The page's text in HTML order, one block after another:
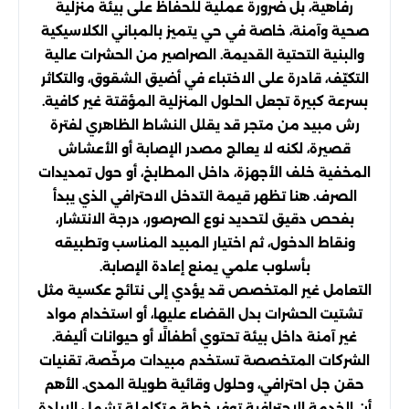
رفاهية، بل ضرورة عملية للحفاظ على بيئة منزلية
صحية وآمنة، خاصة في حي يتميز بالمباني الكلاسيكية
والبنية التحتية القديمة. الصراصير من الحشرات عالية
التكيّف، قادرة على الاختباء في أضيق الشقوق، والتكاثر
بسرعة كبيرة تجعل الحلول المنزلية المؤقتة غير كافية.
رش مبيد من متجر قد يقلل النشاط الظاهري لفترة
قصيرة، لكنه لا يعالج مصدر الإصابة أو الأعشاش
المخفية خلف الأجهزة، داخل المطابخ، أو حول تمديدات
الصرف. هنا تظهر قيمة التدخل الاحترافي الذي يبدأ
بفحص دقيق لتحديد نوع الصرصور، درجة الانتشار،
ونقاط الدخول، ثم اختيار المبيد المناسب وتطبيقه
بأسلوب علمي يمنع إعادة الإصابة.
التعامل غير المتخصص قد يؤدي إلى نتائج عكسية مثل
تشتيت الحشرات بدل القضاء عليها، أو استخدام مواد
غير آمنة داخل بيئة تحتوي أطفالًا أو حيوانات أليفة.
الشركات المتخصصة تستخدم مبيدات مرخّصة، تقنيات
حقن جل احترافي، وحلول وقائية طويلة المدى. الأهم